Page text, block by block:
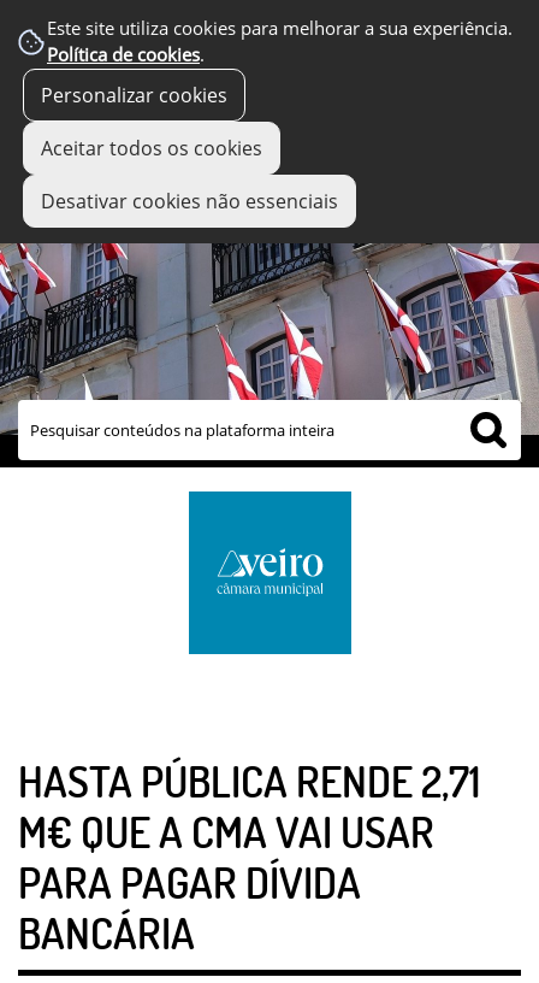
Este site utiliza cookies para melhorar a sua experiência.
Política de cookies.
Personalizar cookies
Aceitar todos os cookies
Desativar cookies não essenciais
links úteis
HASTA PÚBLICA RENDE 2,71
M€ QUE A CMA VAI USAR
PARA PAGAR DÍVIDA
BANCÁRIA